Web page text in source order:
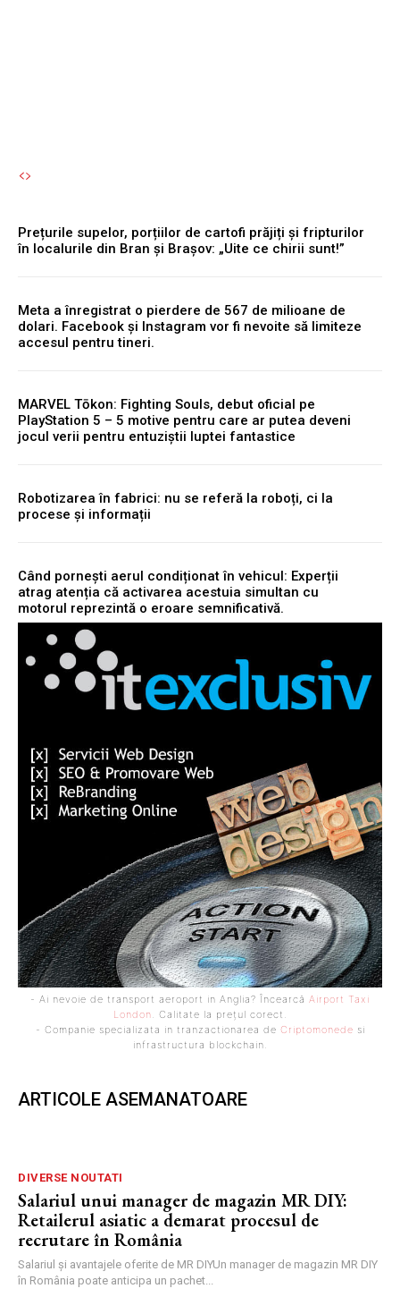
Prețurile supelor, porțiilor de cartofi prăjiți și fripturilor
în localurile din Bran și Brașov: „Uite ce chirii sunt!”
Meta a înregistrat o pierdere de 567 de milioane de
dolari. Facebook și Instagram vor fi nevoite să limiteze
accesul pentru tineri.
MARVEL Tōkon: Fighting Souls, debut oficial pe
PlayStation 5 – 5 motive pentru care ar putea deveni
jocul verii pentru entuziștii luptei fantastice
Robotizarea în fabrici: nu se referă la roboți, ci la
procese și informații
Când pornești aerul condiționat în vehicul: Experții
atrag atenția că activarea acestuia simultan cu
motorul reprezintă o eroare semnificativă.
- Ai nevoie de transport aeroport in Anglia? Încearcă Airport Taxi
London . Calitate la prețul corect.
- Companie specializata in tranzactionarea de Criptomonede si
infrastructura blockchain.
ARTICOLE ASEMANATOARE
DIVERSE NOUTATI
Salariul unui manager de magazin MR DIY:
Retailerul asiatic a demarat procesul de
recrutare în România
Salariul și avantajele oferite de MR DIYUn manager de magazin MR DIY
în România poate anticipa un pachet...